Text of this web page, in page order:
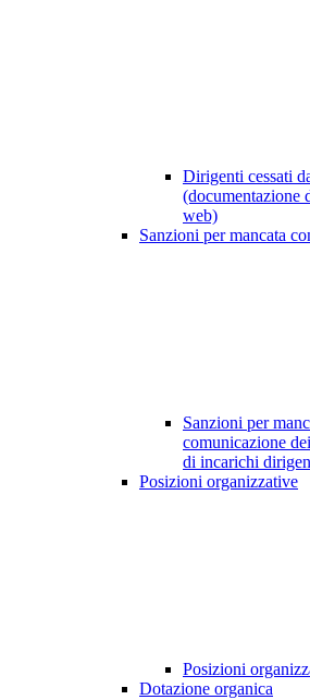
Dirigenti cessati
(documentazione
web)
Sanzioni per mancata
Sanzioni per
comunicazione
di incarichi
Posizioni organizzative
Posizioni
Dotazione organica